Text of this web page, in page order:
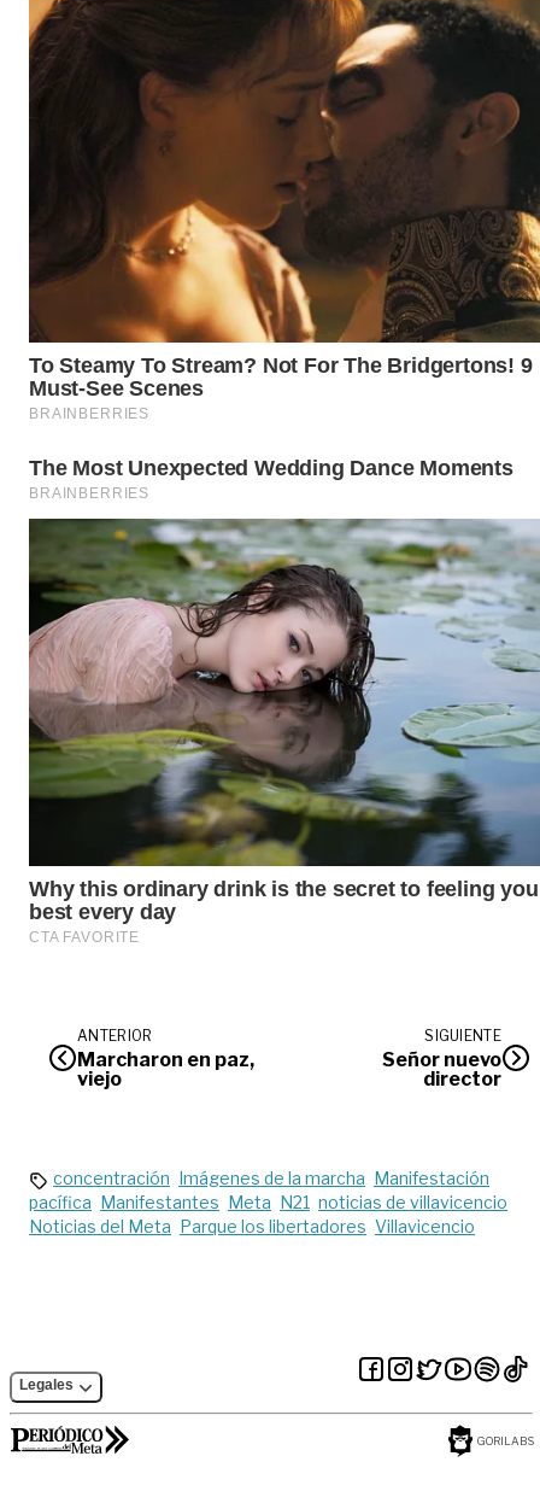
ANTERIOR
Marcharon en paz,
viejo
SIGUIENTE
Señor nuevo
director
concentración Imágenes de la marcha Manifestación
pacífica Manifestantes Meta N21 noticias de villavicencio
Noticias del Meta Parque los libertadores Villavicencio
Legales
GORILABS